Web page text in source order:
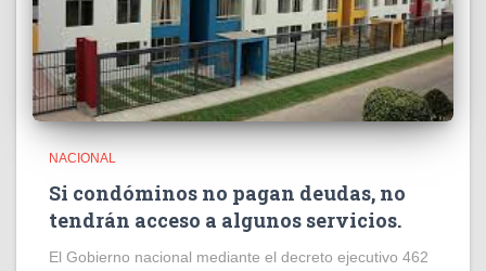
NACIONAL
Si condóminos no pagan deudas, no
tendrán acceso a algunos servicios.
El Gobierno nacional mediante el decreto ejecutivo 462